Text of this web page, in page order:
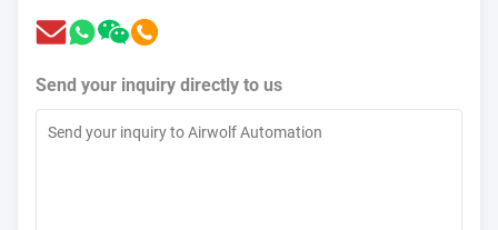
Send your inquiry directly to us